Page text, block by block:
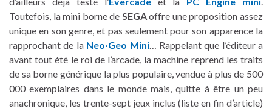
Toutefois, la mini borne de SEGAoffre une proposition assez
unique en son genre, et pas seulement pour son apparence la
rapprochant de la Neo·Geo Mini… Rappelant que l’éditeur a
avant tout été le roi de l’arcade, la machine reprend les traits
de sa borne générique la plus populaire, vendue à plus de 500
000 exemplaires dans le monde mais, quitte à être un peu
anachronique, les trente-sept jeux inclus (liste en fin d’article)